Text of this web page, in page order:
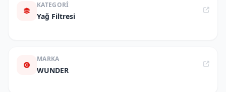
KATEGORI
Yağ Filtresi
MARKA
WUNDER